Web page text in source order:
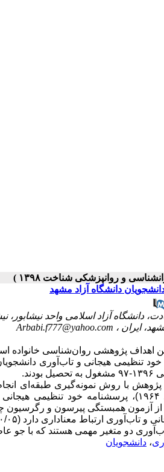
دانشگاه آزاد مشهد
Arbabi.f777@yahoo.com
اهداف پژوهشی روان‌شناسی خانواده
تنظیمی هیجانی و تاب‌آوری
تاب‌آوری ارتباط معناداری دارد (۰/۰۵>
دو متغیر مهمی هستند که با جو
، دانشجویان